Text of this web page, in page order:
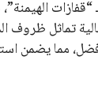
“قفازات
تماثل ظروف
مما يضمن